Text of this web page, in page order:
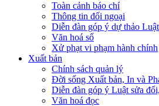
Toàn cảnh báo chí
Thông tin đối ngoại
Diễn đàn góp ý dự thảo
Văn hoá số
Xử phạt vi phạm hành chính
Xuất bản
Chính sách quản lý
Đời sống Xuất bản, In và
Diễn đàn góp ý Luật sửa
Văn hoá đọc